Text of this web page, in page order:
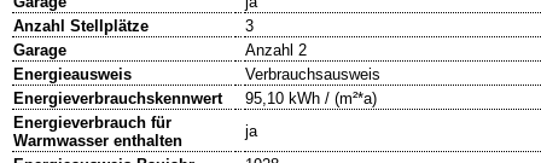
Anzahl Stellplätze
3
Garage
Anzahl 2
Energieausweis
Verbrauchsausweis
Energieverbrauchskennwert
95,10 kWh / (m²*a)
Energieverbrauch für
Warmwasser enthalten
ja